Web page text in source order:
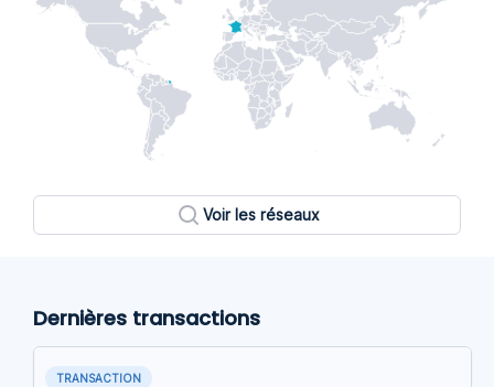
Voir les réseaux
Dernières transactions
TRANSACTION